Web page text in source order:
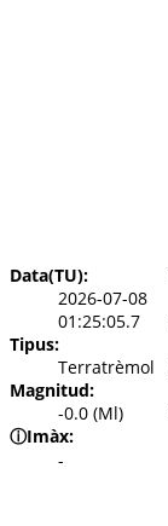
Data(TU):
2026-07-08
01:25:05.7
Tipus:
Terratrèmol
Magnitud:
-0.0 (Ml)
ⓘImàx:
-